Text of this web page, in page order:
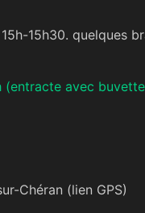
15h30. quelques
(entracte avec
Chéran (lien GPS)